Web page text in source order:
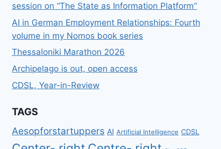
session on “The State as Information Platform”
AI in German Employment Relationships: Fourth
volume in my Nomos book series
Thessaloniki Marathon 2026
Archipelago is out, open access
CDSL, Year-in-Review
TAGS
Aesopforstartuppers AI Artificial Intelligence CDSL